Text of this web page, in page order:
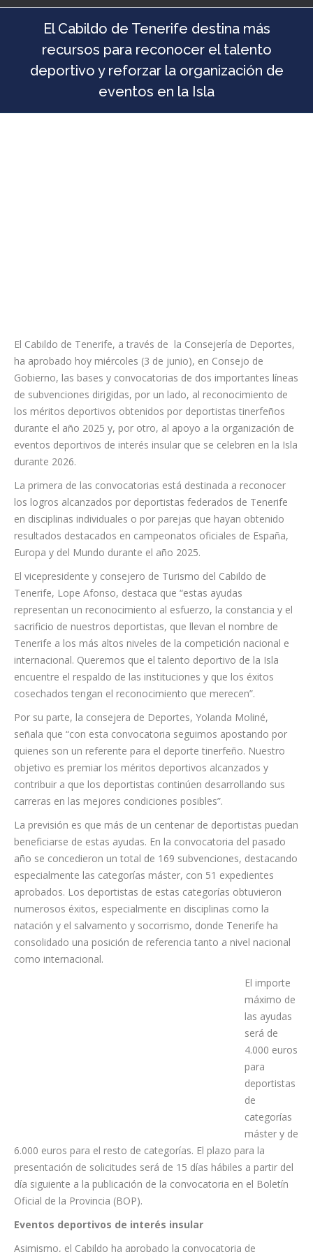
El Cabildo de Tenerife destina más
recursos para reconocer el talento
El Cabildo de Tenerife, a través de la Consejería de Deportes,
ha aprobado hoy miércoles (3 de junio), en Consejo de
Gobierno, las bases y convocatorias de dos importantes líneas
de subvenciones dirigidas, por un lado, al reconocimiento de
los méritos deportivos obtenidos por deportistas tinerfeños
durante el año 2025 y, por otro, al apoyo a la organización de
eventos deportivos de interés insular que se celebren en la Isla
durante 2026.
La primera de las convocatorias está destinada a reconocer
los logros alcanzados por deportistas federados de Tenerife
en disciplinas individuales o por parejas que hayan obtenido
resultados destacados en campeonatos oficiales de España,
Europa y del Mundo durante el año 2025.
El vicepresidente y consejero de Turismo del Cabildo de
Tenerife, Lope Afonso, destaca que “estas ayudas
representan un reconocimiento al esfuerzo, la constancia y el
sacrificio de nuestros deportistas, que llevan el nombre de
Tenerife a los más altos niveles de la competición nacional e
internacional. Queremos que el talento deportivo de la Isla
encuentre el respaldo de las instituciones y que los éxitos
cosechados tengan el reconocimiento que merecen”.
Por su parte, la consejera de Deportes, Yolanda Moliné,
señala que “con esta convocatoria seguimos apostando por
quienes son un referente para el deporte tinerfeño. Nuestro
objetivo es premiar los méritos deportivos alcanzados y
contribuir a que los deportistas continúen desarrollando sus
carreras en las mejores condiciones posibles”.
La previsión es que más de un centenar de deportistas puedan
beneficiarse de estas ayudas. En la convocatoria del pasado
año se concedieron un total de 169 subvenciones, destacando
especialmente las categorías máster, con 51 expedientes
aprobados. Los deportistas de estas categorías obtuvieron
numerosos éxitos, especialmente en disciplinas como la
natación y el salvamento y socorrismo, donde Tenerife ha
consolidado una posición de referencia tanto a nivel nacional
El importe
máximo de
las ayudas
será de
4.000 euros
para
deportistas
de
categorías
máster y de
6.000 euros para el resto de categorías. El plazo para la
presentación de solicitudes será de 15 días hábiles a partir del
día siguiente a la publicación de la convocatoria en el Boletín
Oficial de la Provincia (BOP).